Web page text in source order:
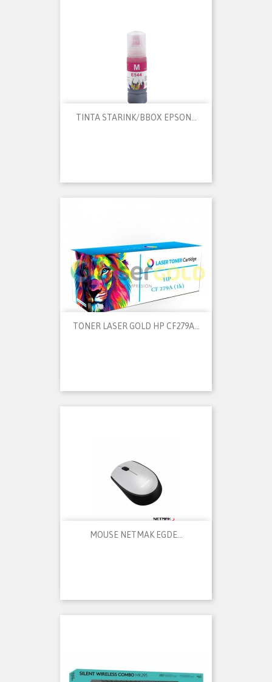
TINTA STARINK/BBOX EPSON...
TONER LASER GOLD HP CF279A...
MOUSE NETMAK EGDE...